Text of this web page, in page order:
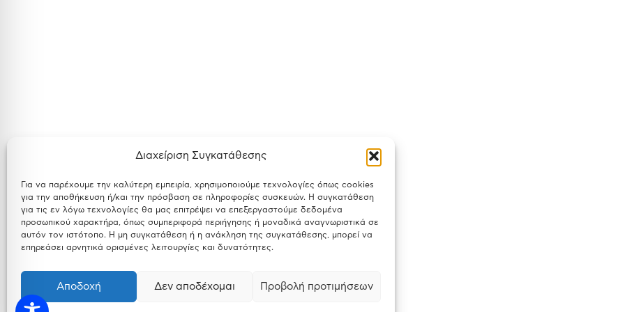
Διαχείριση Συγκατάθεσης
Για να παρέχουμε την καλύτερη εμπειρία, χρησιμοποιούμε τεχνολογίες όπως cookies
για την αποθήκευση ή/και την πρόσβαση σε πληροφορίες συσκευών. Η συγκατάθεση
για τις εν λόγω τεχνολογίες θα μας επιτρέψει να επεξεργαστούμε δεδομένα
προσωπικού χαρακτήρα, όπως συμπεριφορά περιήγησης ή μοναδικά αναγνωριστικά σε
αυτόν τον ιστότοπο. Η μη συγκατάθεση ή η ανάκληση της συγκατάθεσης, μπορεί να
επηρεάσει αρνητικά ορισμένες λειτουργίες και δυνατότητες.
Αποδοχή Δεν αποδέχομαι Προβολή προτιμήσεων